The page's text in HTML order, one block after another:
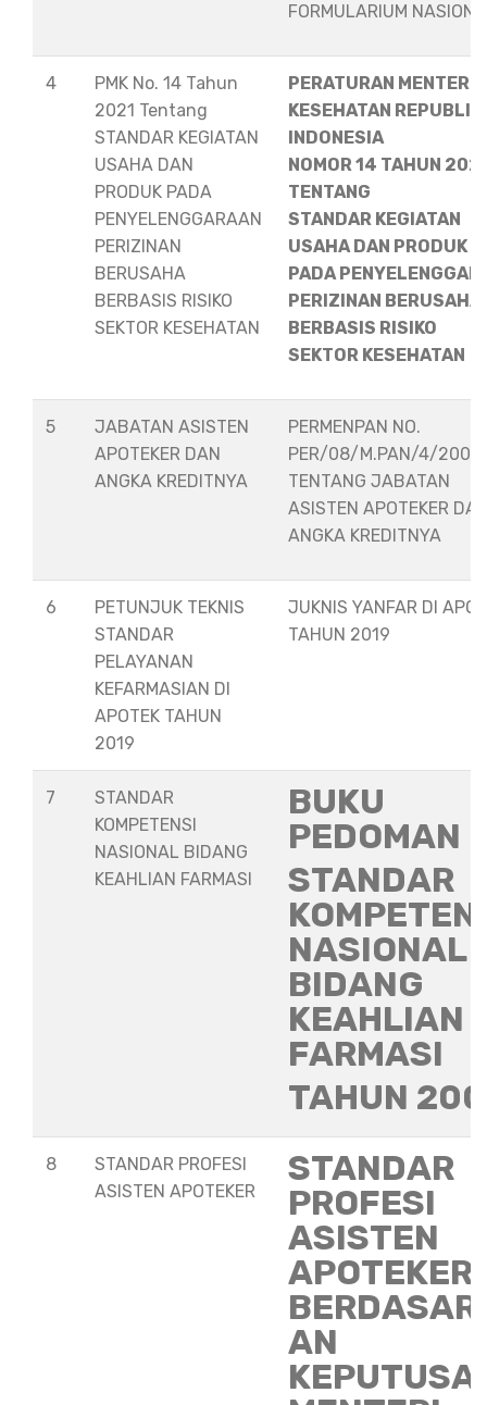
FORMULARIUM
4
PMK No. 14 Tahun
2021 Tentang
STANDAR KEGIATAN
USAHA DAN
PRODUK PADA
PENYELENGGARAAN
PERIZINAN
BERUSAHA
BERBASIS RISIKO
SEKTOR KESEHATAN
PERATURAN MENTERI
KESEHATAN REPUBLIK
INDONESIA
NOMOR 14 TAHUN
TENTANG
STANDAR KEGIATAN
USAHA DAN PRODUK
PADA
PERIZINAN BERUSAHA
BERBASIS RISIKO
SEKTOR KESEHATAN
5
JABATAN ASISTEN
APOTEKER DAN
ANGKA KREDITNYA
PERMENPAN NO.
PER/08/M.PAN/4/2008
TENTANG JABATAN
ASISTEN APOTEKER
ANGKA KREDITNYA
6
PETUNJUK TEKNIS
STANDAR
PELAYANAN
KEFARMASIAN DI
APOTEK TAHUN
2019
JUKNIS YANFAR DI
TAHUN 2019
7
STANDAR
KOMPETENSI
NASIONAL BIDANG
KEAHLIAN FARMASI
BUKU
PEDOMAN
STANDAR
NASIONAL
BIDANG
KEAHLIAN
FARMASI
TAHUN
8
STANDAR PROFESI
ASISTEN APOTEKER
STANDAR
PROFESI
ASISTEN
APOTEKER
AN